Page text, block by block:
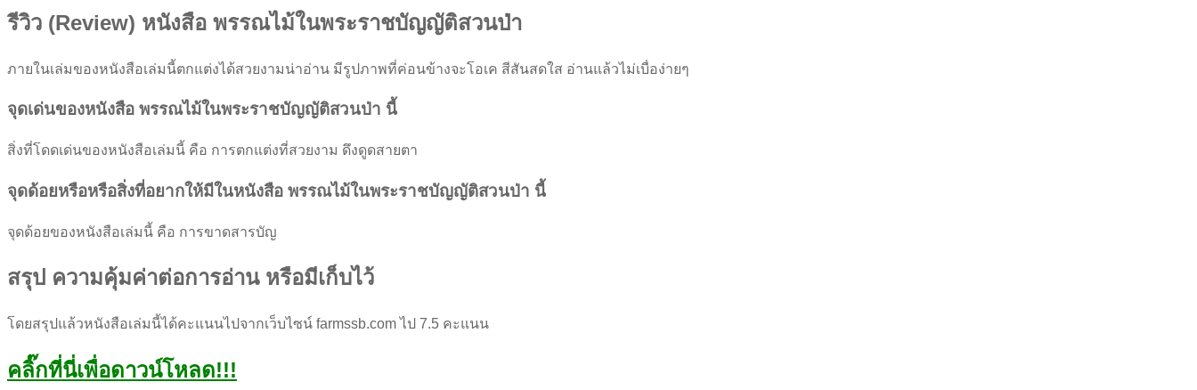
รีวิว (Review) หนังสือ พรรณไม้ในพระราชบัญญัติสวนป่า
ภายในเล่มของหนังสือเล่มนี้ตกแต่งได้สวยงามน่าอ่าน มีรูปภาพที่ค่อนข้างจะโอเค สีสันสดใส อ่านแล้วไม่เบื่อง่ายๆ
จุดเด่นของหนังสือ พรรณไม้ในพระราชบัญญัติสวนป่า นี้
สิ่งที่โดดเด่นของหนังสือเล่มนี้ คือ การตกแต่งที่สวยงาม ดึงดูดสายตา
จุดด้อยหรือหรือสิ่งที่อยากให้มีในหนังสือ พรรณไม้ในพระราชบัญญัติสวนป่า นี้
จุดด้อยของหนังสือเล่มนี้ คือ การขาดสารบัญ
สรุป ความคุ้มค่าต่อการอ่าน หรือมีเก็บไว้
โดยสรุปแล้วหนังสือเล่มนี้ได้คะแนนไปจากเว็บไซน์ farmssb.com ไป 7.5 คะแนน
คลิ๊กที่นี่เพื่อดาวน์โหลด!!!